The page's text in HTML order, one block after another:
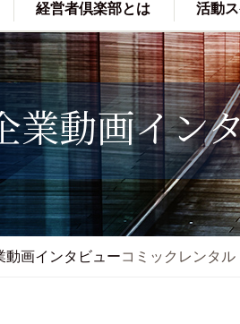
経営者倶楽部とは
活動
業動画イン
動画インタビューコミックレンタル